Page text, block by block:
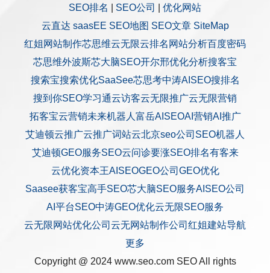
SEO排名
SEO公司
优化网站
云直达 saasEE SEO地图 SEO文章 SiteMap
红姐网站制作芯思维云无限云排名 网站分析百度密码
芯思维外波斯芯大脑SEO开尔邢优化分析搜客宝
搜索宝搜索优化SaaSee芯思考中涛AISEO搜排名
搜到你SEO学习通云访客云无限推广云无限营销
拓客宝云营销未来机器人 富岳AISEOAI营销AI推广
艾迪顿云推广云推广词站云北京seo公司 SEO机器人
艾迪顿GEO服务SEO云问诊要涨SEO排名有客来
云优化资本王AISEOGEO公司 GEO优化
Saasee获客宝高手SEO芯大脑SEO服务AISEO公司
AI平台SEO中涛GEO优化云无限SEO服务
云无限网站优化公司 云无网站制作公司 红姐建站导航
更多
Copyright @ 2024 www.seo.com SEOAll rights